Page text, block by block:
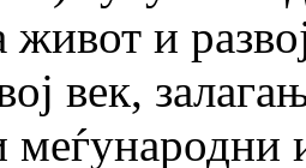
живот и
век,
меѓународни